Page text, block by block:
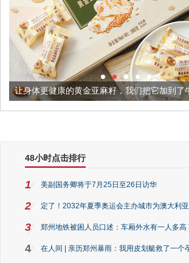
麻籽，我们把它加到了牛轧糖里
48小时点击排行
1 美副国务卿将于7月25日至26日访华
2 定了！2032年夏季奥运会主办城市为澳大利
3 郑州地铁被困人员口述：车厢外水有一人多高
4 在人间 | 亲历郑州暴雨：我用皮划艇救了一个